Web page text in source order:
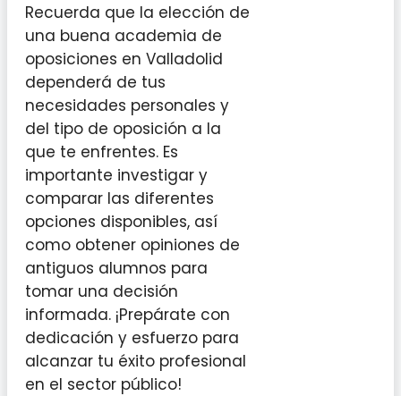
Recuerda que la elección de
una buena academia de
oposiciones en Valladolid
dependerá de tus
necesidades personales y
del tipo de oposición a la
que te enfrentes. Es
importante investigar y
comparar las diferentes
opciones disponibles, así
como obtener opiniones de
antiguos alumnos para
tomar una decisión
informada. ¡Prepárate con
dedicación y esfuerzo para
alcanzar tu éxito profesional
en el sector público!